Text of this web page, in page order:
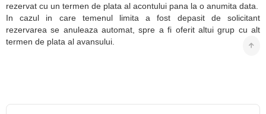
rezervat cu un termen de plata al acontului pana la o anumita data.
In cazul in care temenul limita a fost depasit de solicitant
rezervarea se anuleaza automat, spre a fi oferit altui grup cu alt
termen de plata al avansului.